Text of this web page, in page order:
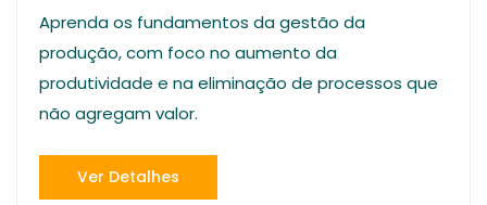
Aprenda os fundamentos da gestão da
produção, com foco no aumento da
produtividade e na eliminação de processos que
não agregam valor.
Ver Detalhes